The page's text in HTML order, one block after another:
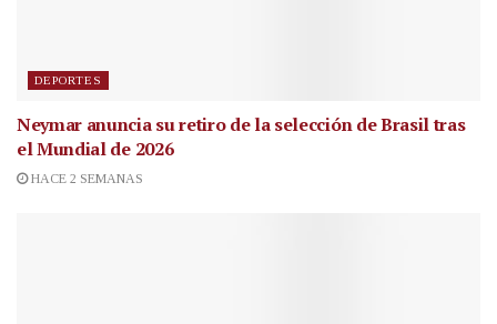
DEPORTES
Neymar anuncia su retiro de la selección de Brasil tras
el Mundial de 2026
HACE 2 SEMANAS